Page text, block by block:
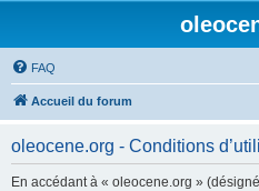
FAQ
Accueil du forum
oleocene.org - Conditions
En accédant à « oleocene.org »